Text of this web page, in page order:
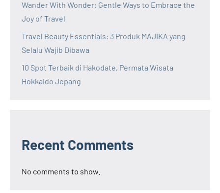
Wander With Wonder: Gentle Ways to Embrace the
Joy of Travel
Travel Beauty Essentials: 3 Produk MAJIKA yang
Selalu Wajib Dibawa
10 Spot Terbaik di Hakodate, Permata Wisata
Hokkaido Jepang
Recent Comments
No comments to show.